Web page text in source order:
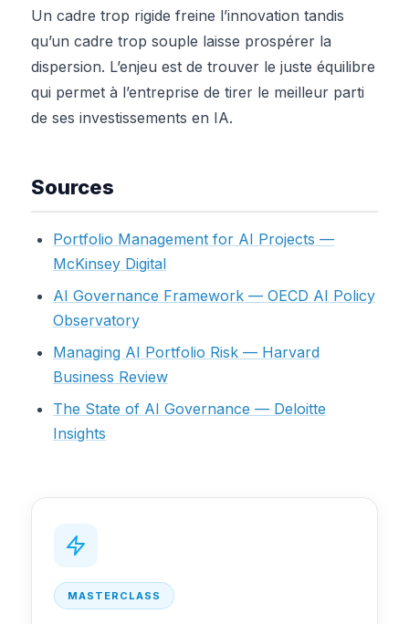
Un cadre trop rigide freine l’innovation tandis
qu’un cadre trop souple laisse prospérer la
dispersion. L’enjeu est de trouver le juste équilibre
qui permet à l’entreprise de tirer le meilleur parti
de ses investissements en IA.
Sources
Portfolio Management for AI Projects —
McKinsey Digital
AI Governance Framework — OECD AI Policy
Observatory
Managing AI Portfolio Risk — Harvard
Business Review
The State of AI Governance — Deloitte
Insights
MASTERCLASS